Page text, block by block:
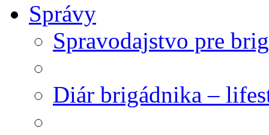
Správy
Spravodajstvo pre
Diár brigádnika –